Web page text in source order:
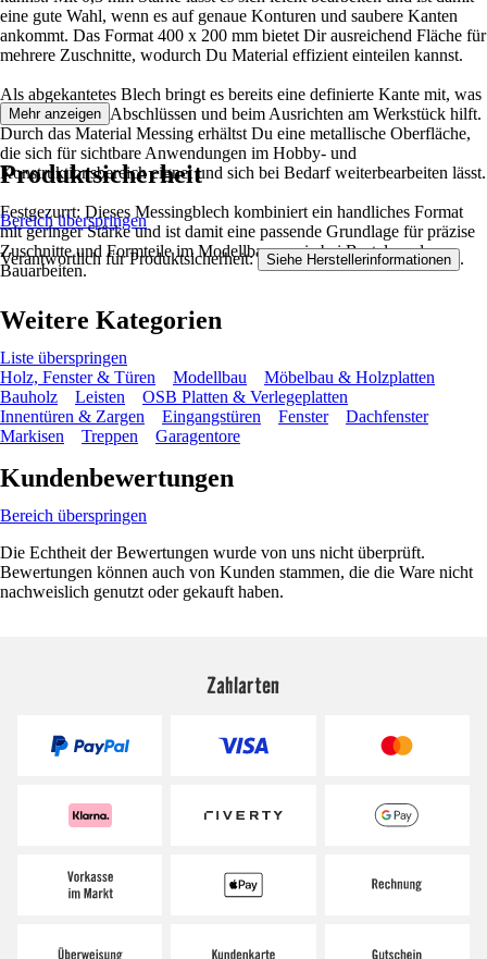
eine gute Wahl, wenn es auf genaue Konturen und saubere Kanten
ankommt. Das Format 400 x 200 mm bietet Dir ausreichend Fläche für
mehrere Zuschnitte, wodurch Du Material effizient einteilen kannst.
Als abgekantetes Blech bringt es bereits eine definierte Kante mit, was
Dir bei geraden Abschlüssen und beim Ausrichten am Werkstück hilft.
Durch das Material Messing erhältst Du eine metallische Oberfläche,
die sich für sichtbare Anwendungen im Hobby- und
Konstruktionsbereich eignet und sich bei Bedarf weiterbearbeiten lässt.
Festgezurrt: Dieses Messingblech kombiniert ein handliches Format
mit geringer Stärke und ist damit eine passende Grundlage für präzise
Zuschnitte und Formteile im Modellbau sowie bei Bastel- und
Bauarbeiten.
Mehr anzeigen
Produktsicherheit
Bereich überspringen
Verantwortlich für Produktsicherheit: Siehe Herstellerinformationen .
Weitere Kategorien
Liste überspringen
Holz, Fenster & Türen
Modellbau
Möbelbau & Holzplatten
Bauholz
Leisten
OSB Platten & Verlegeplatten
Innentüren & Zargen
Eingangstüren Fenster
Dachfenster
Markisen
Treppen Garagentore
Kundenbewertungen
Bereich überspringen
Die Echtheit der Bewertungen wurde von uns nicht überprüft.
Bewertungen können auch von Kunden stammen, die die Ware nicht
nachweislich genutzt oder gekauft haben.
Zahlarten